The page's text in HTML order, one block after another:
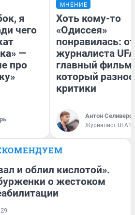
я
чего
—
про
МНЕНИЕ
Хоть кому-то
«Одиссея»
понравилась:
журналиста
главный фильм
который
критики
Антон
Журналист
и облил кислотой».
о жестоком